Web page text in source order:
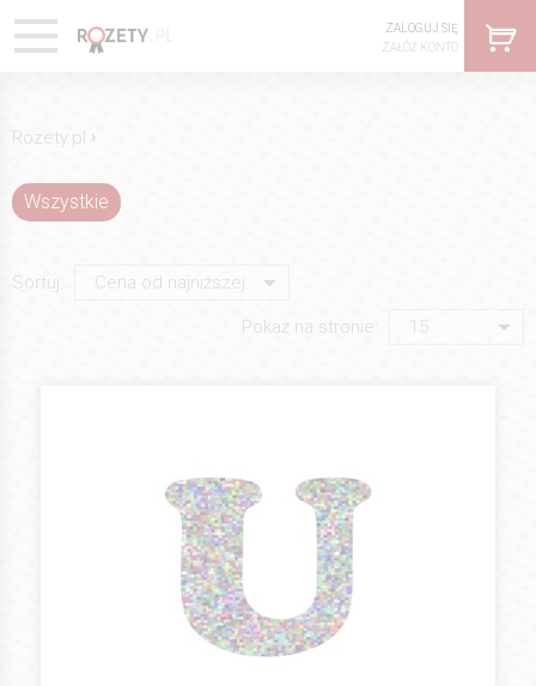
ZALOGUJ SIĘ
ZAŁÓŻ KONTO
Rozety.pl ›
Wszystkie
Sortuj:
Pokaż na stronie: